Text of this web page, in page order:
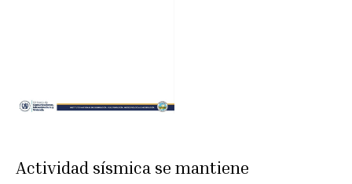
Actividad sísmica se mantiene